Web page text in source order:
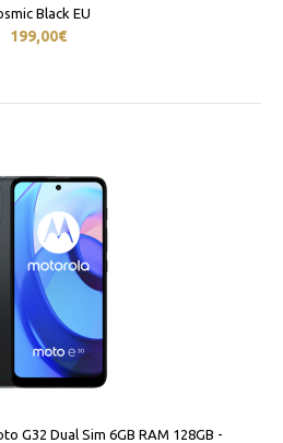
Black EU
199,00€
G32 Dual Sim 6GB RAM 128GB -